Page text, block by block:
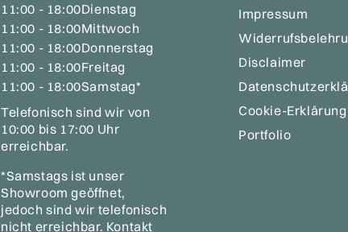
11:00 - 18:00Dienstag
11:00 - 18:00Mittwoch
11:00 - 18:00Donnerstag
11:00 - 18:00Freitag
11:00 - 18:00Samstag*
Telefonisch sind wir von
10:00 bis 17:00 Uhr
erreichbar.
*Samstags ist unser
Showroom geöffnet,
jedoch sind wir telefonisch
nicht erreichbar. Kontakt
Impressum
Disclaimer
Cookie-Erklärung
Portfolio